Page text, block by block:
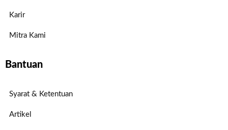
Karir
Mitra Kami
Bantuan
Syarat & Ketentuan
Artikel